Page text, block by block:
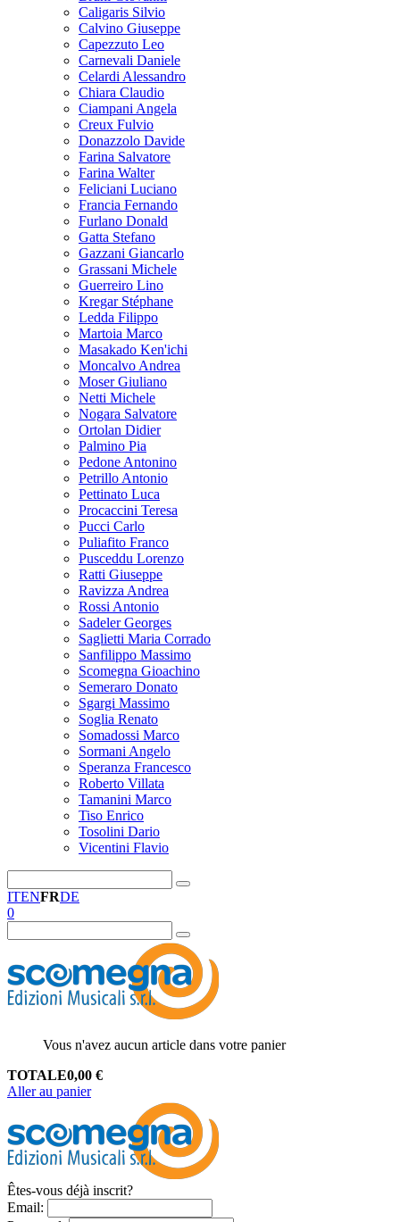
Caligaris Silvio
Calvino Giuseppe
Capezzuto Leo
Carnevali Daniele
Celardi Alessandro
Chiara Claudio
Ciampani Angela
Creux Fulvio
Donazzolo Davide
Farina Salvatore
Farina Walter
Feliciani Luciano
Francia Fernando
Furlano Donald
Gatta Stefano
Gazzani Giancarlo
Grassani Michele
Guerreiro Lino
Kregar Stéphane
Ledda Filippo
Martoia Marco
Masakado Ken'ichi
Moncalvo Andrea
Moser Giuliano
Netti Michele
Nogara Salvatore
Ortolan Didier
Palmino Pia
Pedone Antonino
Petrillo Antonio
Pettinato Luca
Procaccini Teresa
Pucci Carlo
Puliafito Franco
Pusceddu Lorenzo
Ratti Giuseppe
Ravizza Andrea
Rossi Antonio
Sadeler Georges
Saglietti Maria Corrado
Sanfilippo Massimo
Scomegna Gioachino
Semeraro Donato
Sgargi Massimo
Soglia Renato
Somadossi Marco
Sormani Angelo
Speranza Francesco
Roberto Villata
Tamanini Marco
Tiso Enrico
Tosolini Dario
Vicentini Flavio
ITENFRDE
0
Vous n'avez aucun article dans votre panier
TOTALE0,00 €
Aller au panier
Êtes-vous déjà inscrit?
Email: